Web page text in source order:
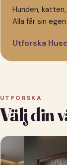
Hunden,
Alla får sin
Utforska
UTFORSKA
Välj din